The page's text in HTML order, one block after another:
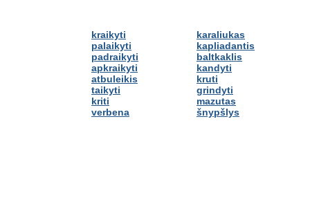
kraikyti
palaikyti
padraikyti
apkraikyti
atbuleikis
taikyti
kriti
verbena
karaliukas
kapliadantis
baltkaklis
kandyti
kruti
grindyti
mazutas
šnypšlys